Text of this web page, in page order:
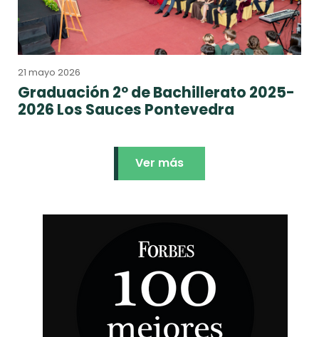
21 mayo 2026
Graduación 2º de Bachillerato 2025-
2026 Los Sauces Pontevedra
Ver más